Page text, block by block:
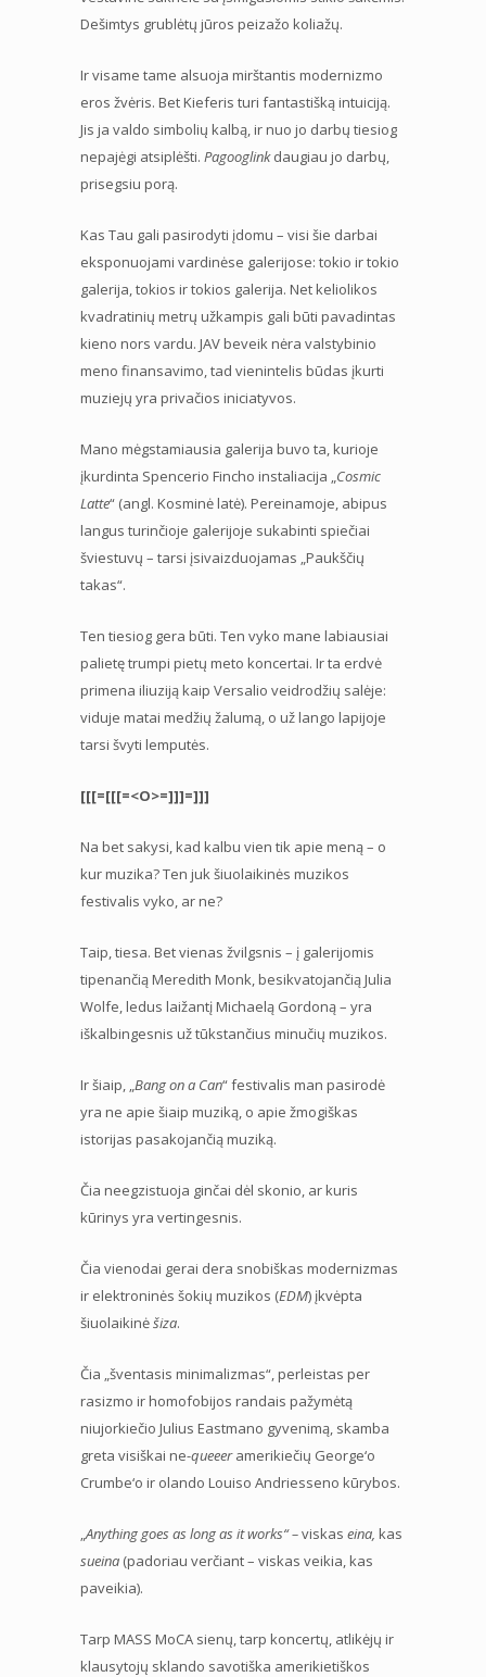
Dešimtys grublėtų jūros peizažo koliažų.
Ir visame tame alsuoja mirštantis modernizmo
eros žvėris. Bet Kieferis turi fantastišką intuiciją.
Jis ja valdo simbolių kalbą, ir nuo jo darbų tiesiog
nepajėgi atsiplėšti. Pagooglinkdaugiau jo darbų,
prisegsiu porą.
Kas Tau gali pasirodyti įdomu – visi šie darbai
eksponuojami vardinėse galerijose: tokio ir tokio
galerija, tokios ir tokios galerija. Net keliolikos
kvadratinių metrų užkampis gali būti pavadintas
kieno nors vardu. JAV beveik nėra valstybinio
meno finansavimo, tad vienintelis būdas įkurti
muziejų yra privačios iniciatyvos.
Mano mėgstamiausia galerija buvo ta, kurioje
įkurdinta Spencerio Fincho instaliacija „ Cosmic
Latte“ (angl. Kosminė latė). Pereinamoje, abipus
langus turinčioje galerijoje sukabinti spiečiai
šviestuvų – tarsi įsivaizduojamas „Paukščių
takas“.
Ten tiesiog gera būti. Ten vyko mane labiausiai
palietę trumpi pietų meto koncertai. Ir ta erdvė
primena iliuziją kaip Versalio veidrodžių salėje:
viduje matai medžių žalumą, o už lango lapijoje
tarsi švyti lemputės.
[[[=[[[=<O>=]]]=]]]
Na bet sakysi, kad kalbu vien tik apie meną – o
kur muzika? Ten juk šiuolaikinės muzikos
festivalis vyko, ar ne?
Taip, tiesa. Bet vienas žvilgsnis – į galerijomis
tipenančią Meredith Monk, besikvatojančią Julia
Wolfe, ledus laižantį Michaelą Gordoną – yra
iškalbingesnis už tūkstančius minučių muzikos.
Ir šiaip, „ Bang on a Can“ festivalis man pasirodė
yra ne apie šiaip muziką, o apie žmogiškas
istorijas pasakojančią muziką.
Čia neegzistuoja ginčai dėl skonio, ar kuris
kūrinys yra vertingesnis.
Čia vienodai gerai dera snobiškas modernizmas
ir elektroninės šokių muzikos (EDM) įkvėpta
šiuolaikinė šiza.
Čia „šventasis minimalizmas“, perleistas per
rasizmo ir homofobijos randais pažymėtą
niujorkiečio Julius Eastmano gyvenimą, skamba
greta visiškai ne-queeeramerikiečių George‘o
Crumbe‘o ir olando Louiso Andriesseno kūrybos.
Anything goes as long as it works“ –viskas eina, kas
sueina (padoriau verčiant – viskas veikia, kas
paveikia).
Tarp MASS MoCA sienų, tarp koncertų, atlikėjų ir
klausytojų sklando savotiška amerikietiškos